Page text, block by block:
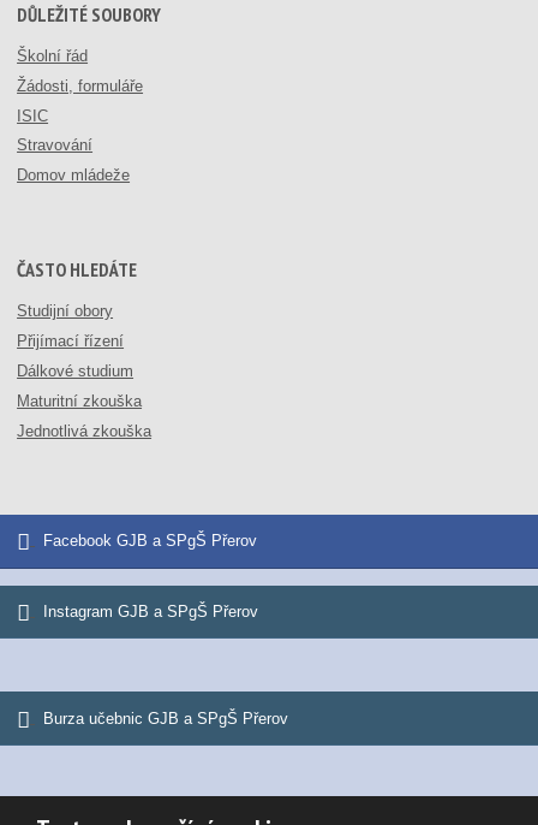
DŮLEŽITÉ SOUBORY
Školní řád
Žádosti, formuláře
ISIC
Stravování
Domov mládeže
ČASTO HLEDÁTE
Studijní obory
Přijímací řízení
Dálkové studium
Maturitní zkouška
Jednotlivá zkouška
Facebook GJB a SPgŠ Přerov
Instagram GJB a SPgŠ Přerov
Burza učebnic GJB a SPgŠ Přerov